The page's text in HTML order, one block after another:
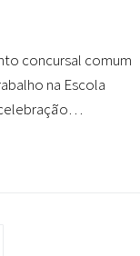
concursal comum
na Escola